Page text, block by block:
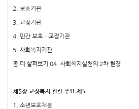
2. 보호기관
3. 교정기관
4. 민간 보호ㆍ교정기관
5. 사회복지기관
좀 더 살펴보기 04. 사회복지실천의 2차 현장
제5장 교정복지 관련 주요 제도
1. 소년보호처분